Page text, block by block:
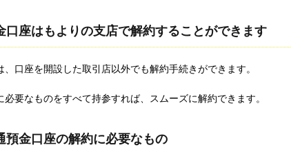
口座はもよりの支店で解約することができます
口座を開設した取引店以外でも解約手続きができます。
要なものをすべて持参すれば、スムーズに解約できます。
預金口座の解約に必要なもの